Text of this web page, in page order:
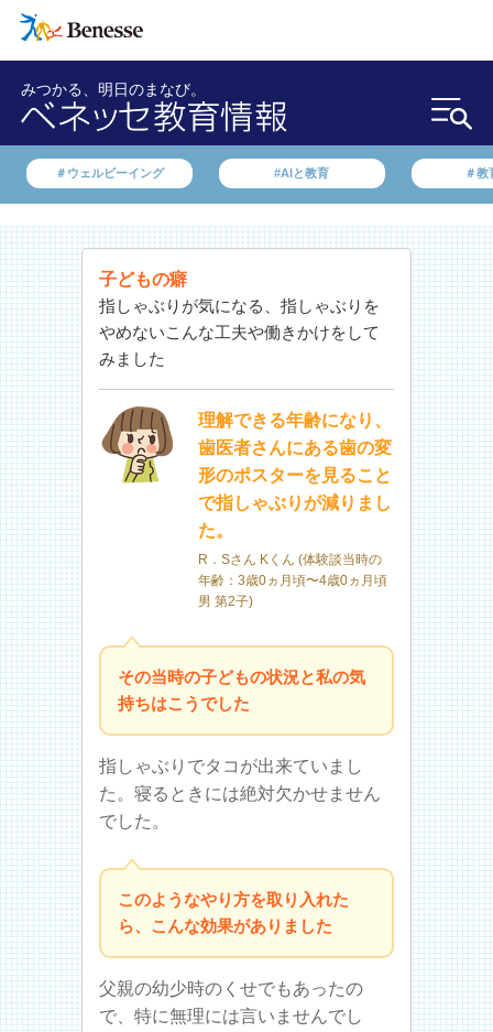
みつかる、明日のまなび。
＃ウェルビーイング #AIと教育 ＃教
子どもの癖
指しゃぶりが気になる、指しゃぶりを
やめないこんな工夫や働きかけをして
みました
理解できる年齢になり、
歯医者さんにある歯の変
形のポスターを見ること
で指しゃぶりが減りまし
た。
R．Sさん Kくん (体験談当時の
年齢：3歳0ヵ月頃〜4歳0ヵ月頃
男 第2子)
その当時の子どもの状況と私の気
持ちはこうでした
指しゃぶりでタコが出来ていまし
た。寝るときには絶対欠かせません
でした。
このようなやり方を取り入れた
ら、こんな効果がありました
父親の幼少時のくせでもあったの
で、特に無理には言いませんでし